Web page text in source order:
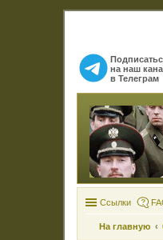
на наш
в Телеграм
Ссылки
На главную